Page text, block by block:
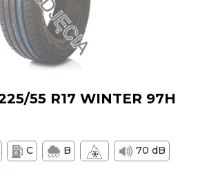
55 R17 WINTER 97H
C B
70 dB